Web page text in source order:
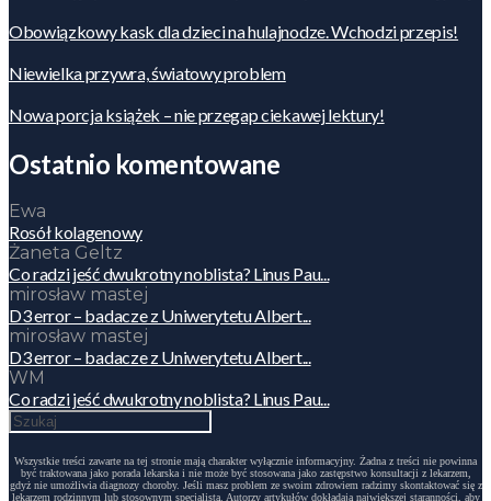
Obowiązkowy kask dla dzieci na hulajnodze. Wchodzi przepis!
Niewielka przywra, światowy problem
Nowa porcja książek – nie przegap ciekawej lektury!
Ostatnio komentowane
Ewa
Rosół kolagenowy
Żaneta Geltz
Co radzi jeść dwukrotny noblista? Linus Pau...
mirosław mastej
D3 error – badacze z Uniwerytetu Albert...
mirosław mastej
D3 error – badacze z Uniwerytetu Albert...
WM
Co radzi jeść dwukrotny noblista? Linus Pau...
Wszystkie treści zawarte na tej stronie mają charakter wyłącznie informacyjny. Żadna z treści nie powinna
być traktowana jako porada lekarska i nie może być stosowana jako zastępstwo konsultacji z lekarzem,
gdyż nie umożliwia diagnozy choroby. Jeśli masz problem ze swoim zdrowiem radzimy skontaktować się z
lekarzem rodzinnym lub stosownym specjalistą. Autorzy artykułów dokładają największej staranności, aby